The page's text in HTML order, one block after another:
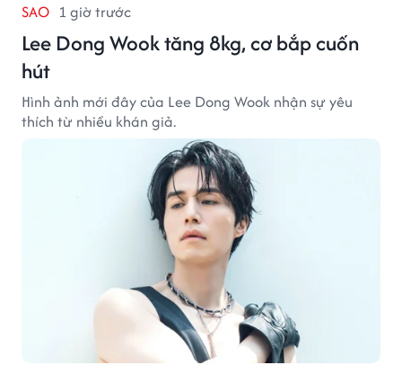
SAO 1 giờ trước
Lee Dong Wook tăng 8kg, cơ bắp cuốn
hút
Hình ảnh mới đây của Lee Dong Wook nhận sự yêu
thích từ nhiều khán giả.